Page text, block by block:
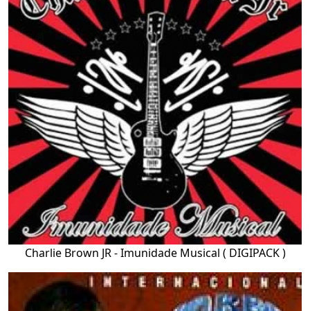
Charlie Brown JR - Imunidade Musical ( DIGIPACK )